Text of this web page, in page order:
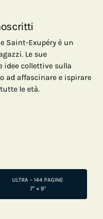
Saint-Exupéry è un
Le sue
collettive sulla
ad affascinare e ispirare
le età.
ULTRA – 144 PAGINE
7" × 9"